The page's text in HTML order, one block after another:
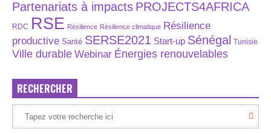
Partenariats à impacts PROJECTS4AFRICA
RDC RSE Résilience Résilience climatique Résilience
productive Santé SERSE2021 Start-up Sénégal Tunisie
Ville durable Webinar Énergies renouvelables
RECHERCHER